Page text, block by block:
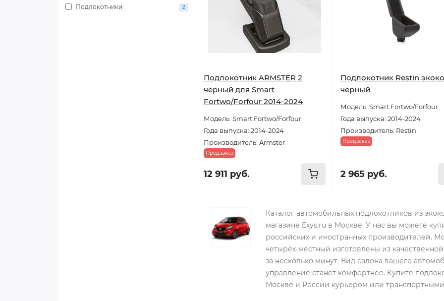
Подлокотники 2
Подлокотник ARMSTER 2
чёрный для Smart
Fortwo/Forfour 2014-2024
Модель: Smart Fortwo/Forfour
Года выпуска: 2014-2024
Производитель: Armster
Предзаказ
12 911 руб.
Подлокотник Restin
чёрный
Модель: Smart Fortwo/Forfour
Года выпуска: 2014-2024
Производитель: Restin
Предзаказ
2 965 руб.
Каталог автомобильных подлокотников из
магазине Exys.ru в Москве. У нас вы можете
российских и иностранных производителей.
четырёх-местный изготовлены из
за несколько минут. Вид салона вашего
управление станет комфортнее. Купите
Москве и России курьером или